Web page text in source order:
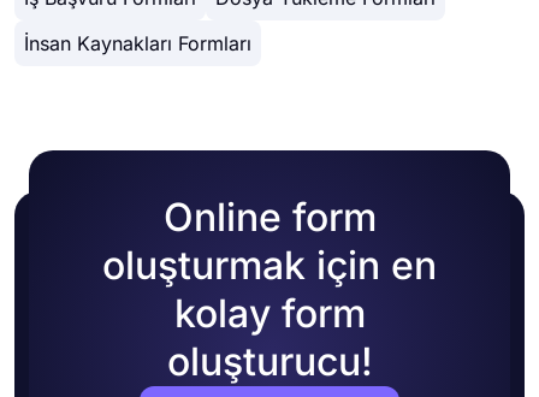
birini seçerek form temanızı değiştirebilirsiniz.
İnsan Kaynakları Formları
Online form
oluşturmak için en
kolay form
oluşturucu!